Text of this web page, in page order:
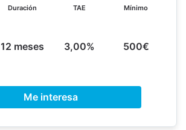
Duración
12 meses
TAE
3,00%
Mínimo
500€
Me interesa